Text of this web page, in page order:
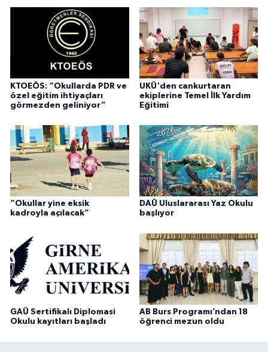
KTOEÖS: “Okullarda PDR ve
özel eğitim ihtiyaçları
görmezden geliniyor”
UKÜ'den cankurtaran
ekiplerine Temel İlk Yardım
Eğitimi
“Okullar yine eksik
kadroyla açılacak”
DAÜ Uluslararası Yaz Okulu
başlıyor
GAÜ Sertifikalı Diplomasi
Okulu kayıtları başladı
AB Burs Programı’ndan 18
öğrenci mezun oldu